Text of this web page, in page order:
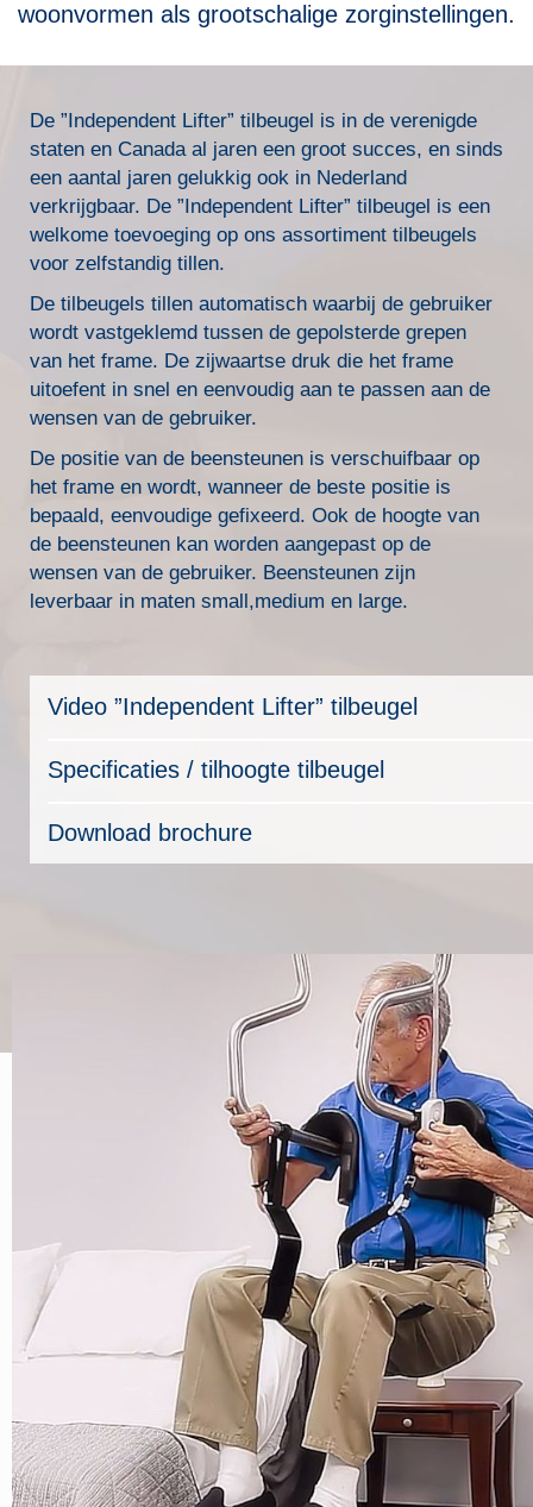
woonvormen als grootschalige zorginstellingen.
De ”Independent Lifter” tilbeugel is in de verenigde
staten en Canada al jaren een groot succes, en sinds
een aantal jaren gelukkig ook in Nederland
verkrijgbaar. De ”Independent Lifter” tilbeugel is een
welkome toevoeging op ons assortiment tilbeugels
voor zelfstandig tillen.
De tilbeugels tillen automatisch waarbij de gebruiker
wordt vastgeklemd tussen de gepolsterde grepen
van het frame. De zijwaartse druk die het frame
uitoefent in snel en eenvoudig aan te passen aan de
wensen van de gebruiker.
De positie van de beensteunen is verschuifbaar op
het frame en wordt, wanneer de beste positie is
bepaald, eenvoudige gefixeerd. Ook de hoogte van
de beensteunen kan worden aangepast op de
wensen van de gebruiker. Beensteunen zijn
leverbaar in maten small,medium en large.
Video ”Independent Lifter” tilbeugel
Specificaties / tilhoogte tilbeugel
Download brochure